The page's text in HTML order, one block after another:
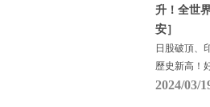
升！全世
安］
日股破頂、
歷史新高！
2024/03/